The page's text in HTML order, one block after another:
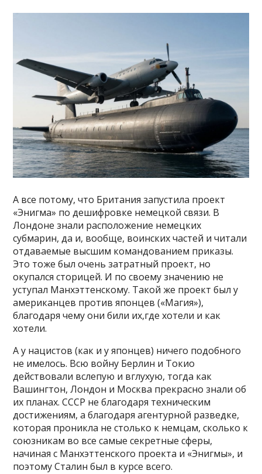
А все потому, что Британия запустила проект
«Энигма» по дешифровке немецкой связи. В
Лондоне знали расположение немецких
субмарин, да и, вообще, воинских частей и читали
отдаваемые высшим командованием приказы.
Это тоже был очень затратный проект, но
окупался сторицей. И по своему значению не
уступал Манхэттенскому. Такой же проект был у
американцев против японцев («Магия»),
благодаря чему они били их,где хотели и как
хотели.
А у нацистов (как и у японцев) ничего подобного
не имелось. Всю войну Берлин и Токио
действовали вслепую и вглухую, тогда как
Вашингтон, Лондон и Москва прекрасно знали об
их планах. СССР не благодаря техническим
достижениям, а благодаря агентурной разведке,
которая проникла не столько к немцам, сколько к
союзникам во все самые секретные сферы,
начиная с Манхэттенского проекта и «Энигмы», и
поэтому Сталин был в курсе всего.